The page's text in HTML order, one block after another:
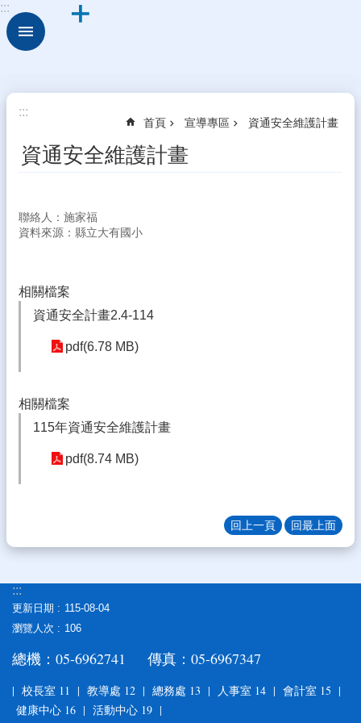
跳到主要內容區塊
進
校
動
態
識
本
校
政
園
果
化
員
統
宣
導
區
課
程
:::
:::
首頁 宣導專區 資通安全維護計畫
資通安全維護計畫
聯絡人：施家福
資料來源：縣立大有國小
相關檔案
資通安全計畫2.4-114
pdf(6.78 MB)
相關檔案
115年資通安全維護計畫
pdf(8.74 MB)
回上一頁 回最上面
:::
更新日期
115-08-04
瀏覽人次
106
總機：05-6962741 傳真：05-6967347
| 校長室 11 | 教導處 12 | 總務處 13 | 人事室 14 | 會計室 15 |
健康中心 16 | 活動中心 19 |